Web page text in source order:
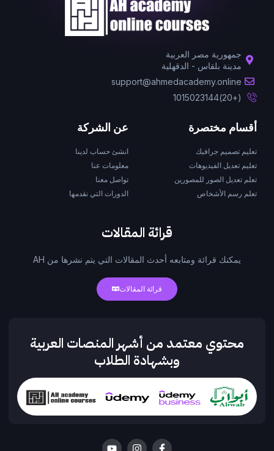
جمهورية مصر العربية
مدينة بلقاس - الدقهلية
support@ahmedacademy.online
(+20)1015023144
أقسام مختصرة
تعليم تصميم جرافيك
تعليم تعديل الفيديوهات
تعلم تعديل الصور للمصورين
تعلم رسم الأشخاص
عن الشركة
انشئ حساب لدينا
معلومات عنا
تواصل معنا
الدورات التي نقدمها
قرائة المقالات
يمكنك قرائة ومتابعه أحدث المقالات التي يتم نشرها من AH
قرائة المقالات
محتوي معتمد من أشهر المنصات العربية
وبشهادة الطلاب